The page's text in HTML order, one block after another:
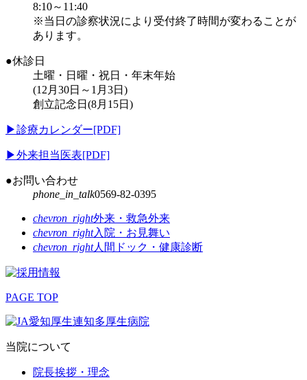
8:10～11:40
※当日の診察状況により受付終了時間が変わることが
あります。
●休診日
土曜・日曜・祝日・年末年始
(12月30日～1月3日)
創立記念日(8月15日)
▶診療カレンダー[PDF]
▶外来担当医表[PDF]
●お問い合わせ
phone_in_talk0569-82-0395
chevron_right外来・救急外来
chevron_right入院・お見舞い
chevron_right人間ドック・健康診断
PAGE TOP
当院について
院長挨拶・理念